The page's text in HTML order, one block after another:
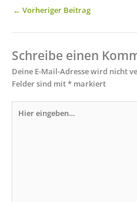
← Vorheriger Beitrag
Schreibe einen
Deine E-Mail-Adresse wird nicht
Felder sind mit* markiert
eingeben…